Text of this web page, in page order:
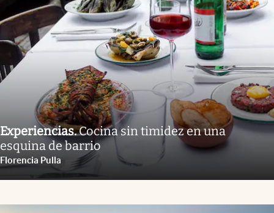
Experiencias.Cocina sin timidez en una
esquina de barrio
Florencia Pulla